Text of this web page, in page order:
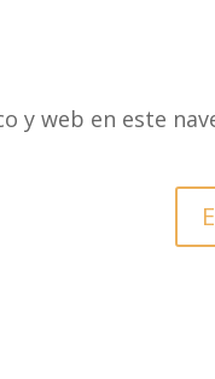
y web en este